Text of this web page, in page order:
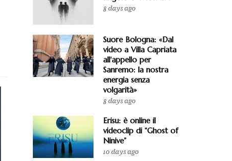
8 days ago
Suore Bologna: «Dal
video a Villa Capriata
all'appello per
Sanremo: la nostra
energia senza
volgarità»
8 days ago
Erisu: è online il
videoclip di “Ghost of
Ninive”
10 days ago